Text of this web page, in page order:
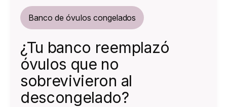
Banco de óvulos congelados
¿Tu banco reemplazó
óvulos que no
sobrevivieron al
descongelado?